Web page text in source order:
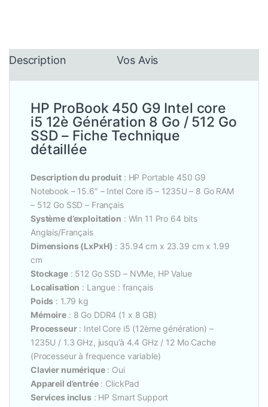
Description Vos Avis
HP ProBook 450 G9 Intel core
i5 12è Génération 8 Go / 512 Go
SSD – Fiche Technique
détaillée
Description du produit: HP Portable 450 G9
Notebook – 15.6″ – Intel Core i5 – 1235U – 8 Go RAM
– 512 Go SSD – Français
Système d’exploitation : Win 11 Pro 64 bits
Anglais/Français
Dimensions (LxPxH) : 35.94 cm x 23.39 cm x 1.99
cm
Stockage: 512 Go SSD – NVMe, HP Value
Localisation : Langue : français
Poids : 1.79 kg
Mémoire : 8 Go DDR4 (1 x 8 GB)
Processeur: Intel Core i5 (12ème génération) –
1235U / 1.3 GHz, jusqu’à 4.4 GHz / 12 Mo Cache
(Processeur à frequence variable)
Clavier numérique: Oui
Appareil d’entrée: ClickPad
Services inclus: HP Smart Support